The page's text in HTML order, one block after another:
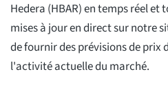
Hedera (HBAR) en temps réel et
mises à jour en direct sur notre
de fournir des prévisions de prix
l'activité actuelle du marché.